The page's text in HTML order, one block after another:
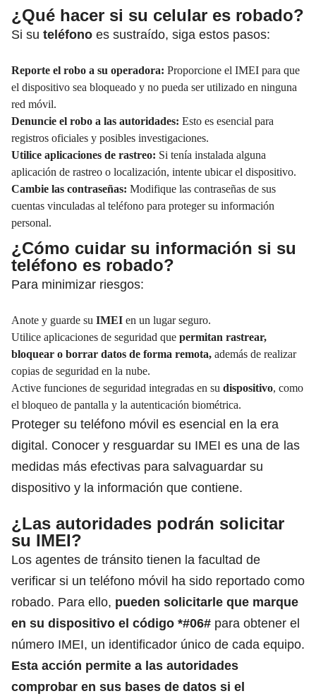
¿Qué hacer si su celular es robado?
Si su teléfono es sustraído, siga estos pasos:
Reporte el robo a su operadora: Proporcione el IMEI para que
el dispositivo sea bloqueado y no pueda ser utilizado en ninguna
red móvil.
Denuncie el robo a las autoridades: Esto es esencial para
registros oficiales y posibles investigaciones.
Utilice aplicaciones de rastreo: Si tenía instalada alguna
aplicación de rastreo o localización, intente ubicar el dispositivo.
Cambie las contraseñas: Modifique las contraseñas de sus
cuentas vinculadas al teléfono para proteger su información
personal.
¿Cómo cuidar su información si su
teléfono es robado?
Para minimizar riesgos:
Anote y guarde su IMEI en un lugar seguro.
Utilice aplicaciones de seguridad que permitan rastrear,
bloquear o borrar datos de forma remota, además de realizar
copias de seguridad en la nube.
Active funciones de seguridad integradas en su dispositivo, como
el bloqueo de pantalla y la autenticación biométrica.
Proteger su teléfono móvil es esencial en la era
digital. Conocer y resguardar su IMEI es una de las
medidas más efectivas para salvaguardar su
dispositivo y la información que contiene.
¿Las autoridades podrán solicitar
su IMEI?
Los agentes de tránsito tienen la facultad de
verificar si un teléfono móvil ha sido reportado como
robado. Para ello, pueden solicitarle que marque
en su dispositivo el código *#06# para obtener el
número IMEI, un identificador único de cada equipo.
Esta acción permite a las autoridades
comprobar en sus bases de datos si el